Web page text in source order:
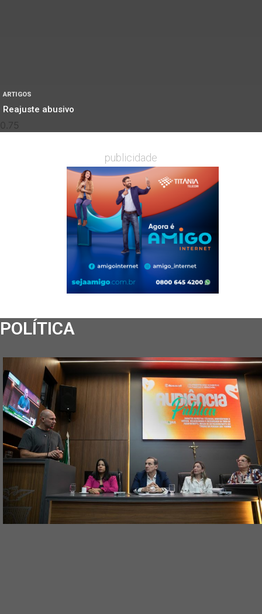
ARTIGOS
Reajuste abusivo
publicidade
POLÍTICA